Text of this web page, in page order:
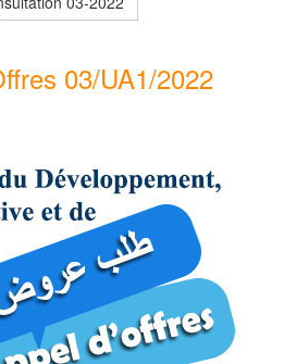
03/UA1/2022